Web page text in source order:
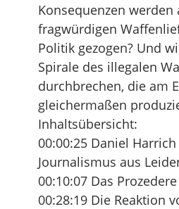
Konsequenzen
fragwürdigen
Politik gezogen? Und
Spirale des illegalen
durchbrechen, die am
gleichermaßen
Inhaltsübersicht:
00:00:25 Daniel
Journalismus aus
00:10:07 Das
00:28:19 Die Reaktion